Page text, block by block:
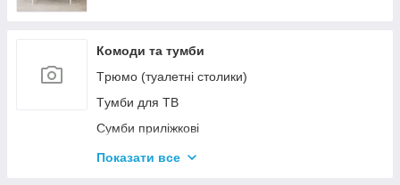
Комоди та тумби
Tрюмо (туалетні столики)
Tумби для ТВ
Сумби приліжкові
Комоди
Показати все